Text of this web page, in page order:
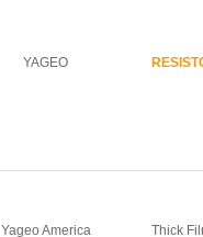
YAGEO
Yageo America Thick